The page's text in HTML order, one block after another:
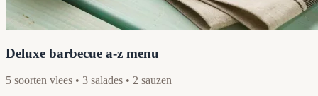
Deluxe barbecue a-z menu
5 soorten vlees • 3 salades • 2 sauzen